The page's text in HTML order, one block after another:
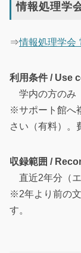
情報処理学
⇒情報処理学会
利用条件 / Use
学内の方のみ
※サポート館へ
さい（有料）。
収録範囲 /
直近2年分（エ
※2年より前の
す。